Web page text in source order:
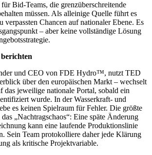
Bid-Teams, die grenzüberschreitende
müssen. Als alleinige Quelle führt es
verpassten Chancen auf nationaler Ebene. Es
– aber keine vollständige Lösung
und CEO von FDE Hydro™, nutzt TED
über den europäischen Markt – wechselt
das jeweilige nationale Portal, sobald ein
wurde. In der Wasserkraft- und
es keinen Spielraum für Fehler. Die größte
„Nachtragschaos“: Eine späte Änderung
kann eine laufende Produktionslinie
Sein Team protokolliere daher jede Klärung
als kritische Projektvariable.